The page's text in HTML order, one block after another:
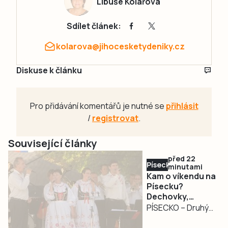
Sdílet článek:
kolarova@jihocesketydeniky.cz
Diskuse k článku
Pro přidávání komentářů je nutné se přihlásit
/registrovat.
Související články
Písecko
před 22
minutami
Kam o víkendu na
Písecku?
Dechovky,
pohádkový les,
PÍSECKO – Druhý